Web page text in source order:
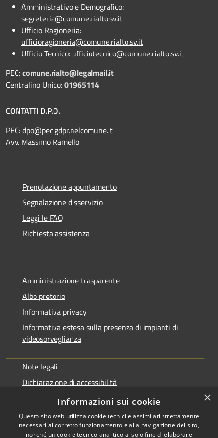
Amministrativo e Demografico:
segreteria@comune.rialto.sv.it
Ufficio Ragioneria:
ufficioragioneria@comune.rialto.sv.it
Ufficio Tecnico: ufficiotecnico@comune.rialto.sv.it
PEC:comune.rialto@legalmail.it
Centralino Unico:01965114
CONTATTI D.P.O.
PEC:dpo@pec.gdpr.nelcomune.it
Avv. Massimo Ramello
Prenotazione appuntamento
Segnalazione disservizio
Leggi le FAQ
Richiesta assistenza
Amministrazione trasparente
Albo pretorio
Informativa privacy
Informativa estesa sulla presenza di impianti di
videosorveglianza
Note legali
Dichiarazione di accessibilità
Obbiettivi di accessibilità
×
Informazioni sui cookie
Questo sito web utilizza cookie tecnici e assimilati strettamente
necessari al corretto funzionamento e alla navigazione del sito,
nonché un cookie tecnico analitico al solo fine di elaborare